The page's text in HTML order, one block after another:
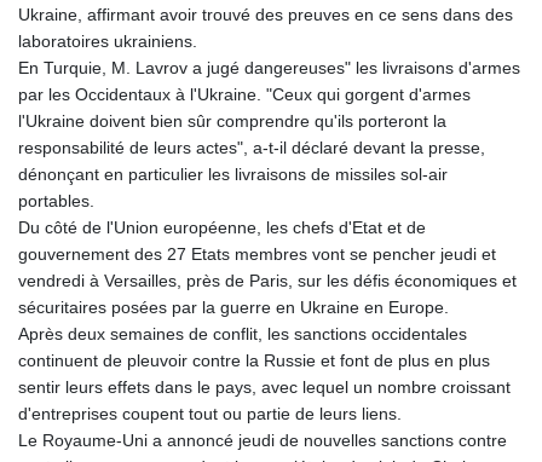
Ukraine, affirmant avoir trouvé des preuves en ce sens dans des
laboratoires ukrainiens.
En Turquie, M. Lavrov a jugé dangereuses" les livraisons d'armes
par les Occidentaux à l'Ukraine. "Ceux qui gorgent d'armes
l'Ukraine doivent bien sûr comprendre qu'ils porteront la
responsabilité de leurs actes", a-t-il déclaré devant la presse,
dénonçant en particulier les livraisons de missiles sol-air
portables.
Du côté de l'Union européenne, les chefs d'Etat et de
gouvernement des 27 Etats membres vont se pencher jeudi et
vendredi à Versailles, près de Paris, sur les défis économiques et
sécuritaires posées par la guerre en Ukraine en Europe.
Après deux semaines de conflit, les sanctions occidentales
continuent de pleuvoir contre la Russie et font de plus en plus
sentir leurs effets dans le pays, avec lequel un nombre croissant
d'entreprises coupent tout ou partie de leurs liens.
Le Royaume-Uni a annoncé jeudi de nouvelles sanctions contre